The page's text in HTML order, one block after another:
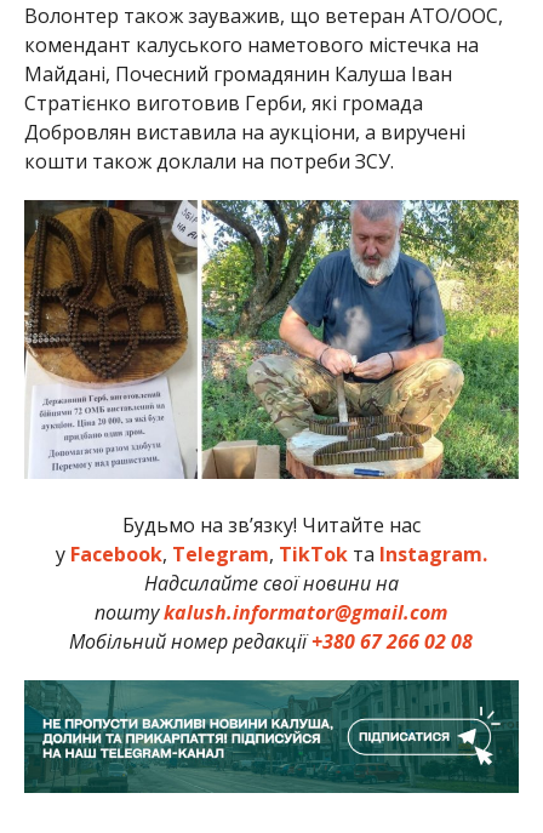
Волонтер також зауважив, що ветеран АТО/ООС,
комендант калуського наметового містечка на
Майдані, Почесний громадянин Калуша Іван
Стратієнко виготовив Герби, які громада
Добровлян виставила на аукціони, а виручені
кошти також доклали на потреби ЗСУ.
Будьмо на зв’язку! Читайте нас
у Facebook, Telegram, TikTokта Instagram.
Надсилайте свої новини на
поштуkalush.informator@gmail.com
Мобільний номер редакції+380 67 266 02 08